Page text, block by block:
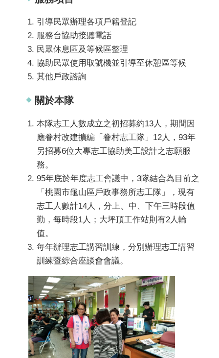
引導民眾辦理各項戶籍登記
服務台協助接聽電話
民眾休息區及等候區整理
協助民眾使用取號機並引導至休憩區等候
其他戶政諮詢
關於本隊
本隊志工人數成立之初招募約13人，期間因
應眷村改建擴編「眷村志工隊」12人，93年
另招募6位大專志工協助美工設計之志願服
務。
95年底於年度志工會議中，3隊結合為目前之
「桃園市龜山區戶政事務所志工隊」，現有
志工人數計14人，分上、中、下午三時段值
勤，每時段1人；大坪頂工作站則有2人輪
值。
每年辦理志工講習訓練，分別辦理志工講習
訓練暨綜合座談會會議。